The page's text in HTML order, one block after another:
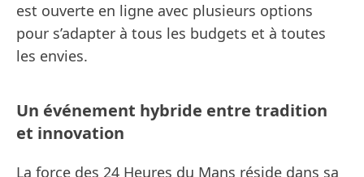
est ouverte en ligne avec plusieurs options
pour s’adapter à tous les budgets et à toutes
les envies.
Un événement hybride entre tradition
et innovation
La force des 24 Heures du Mans réside dans sa